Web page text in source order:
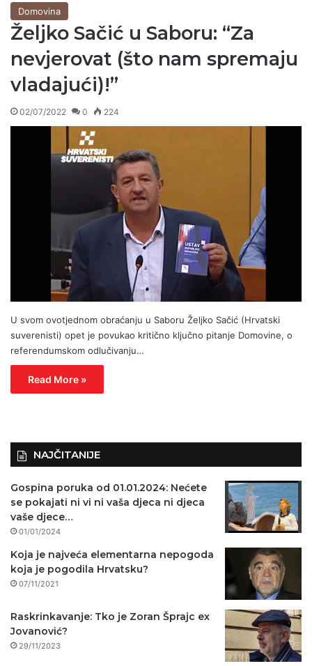
Domovina
Željko Sačić u Saboru: “Za
nevjerovat (što nam spremaju
vladajući)!”
02/07/2022 0 224
U svom ovotjednom obraćanju u Saboru Željko Sačić (Hrvatski
suverenisti) opet je povukao kritično ključno pitanje Domovine, o
referendumskom odlučivanju…
Read More »
NAJČITANIJE
Gospina poruka od 01.01.2024: Nećete
se pokajati ni vi ni vaša djeca ni djeca
vaše djece…
01/01/2024
Koja je najveća elementarna nepogoda
koja je pogodila Hrvatsku?
07/11/2021
Raskrinkavanje: Tko je Zoran Šprajc ex
Jovanović?
29/11/2023